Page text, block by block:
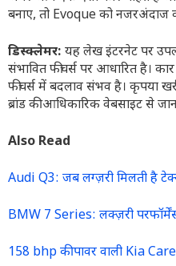
बनाए, तो Evoque को नजरअंदाज
डिस्क्लेमर: यह लेख इंटरनेट पर
संभावित फीचर्स पर आधारित है।
फीचर्स में बदलाव संभव है। कृपया
ब्रांड की आधिकारिक वेबसाइट से
Also Read
Audi Q3: जब लग्ज़री मिलती है
BMW 7 Series: लक्ज़री
158 bhp की पावर वाली Kia